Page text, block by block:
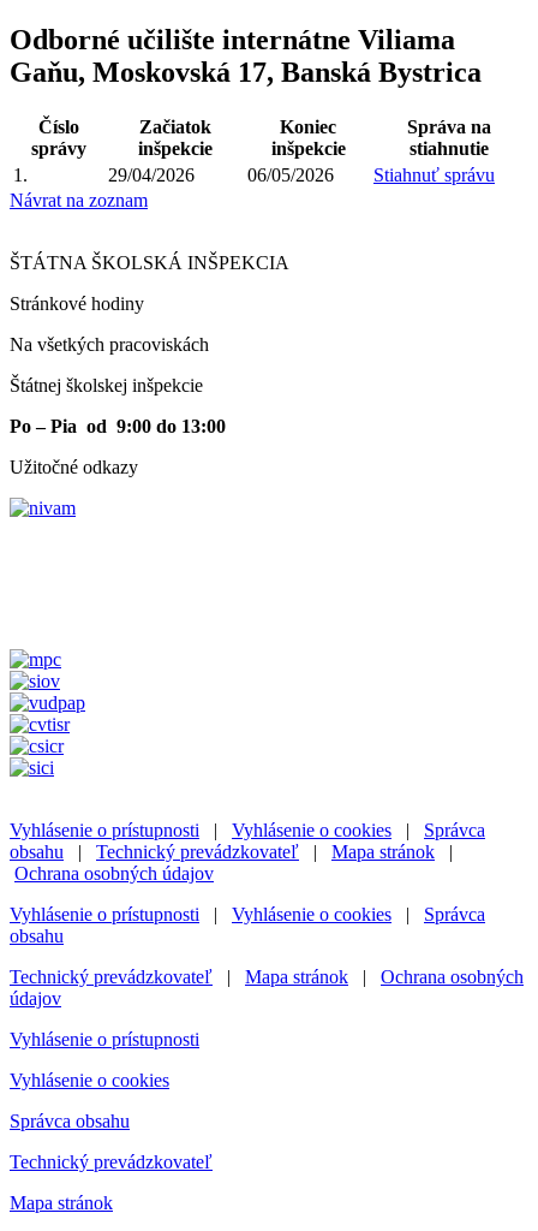
Odborné učilište internátne Viliama
Gaňu, Moskovská 17, Banská Bystrica
Číslo
správy
Začiatok
inšpekcie
Koniec
inšpekcie
Správa na
stiahnutie
1.
29/04/2026 06/05/2026
Stiahnuť správu
Návrat na zoznam
ŠTÁTNA ŠKOLSKÁ INŠPEKCIA
Stránkové hodiny​
Na všetkých pracoviskách
Štátnej školskej inšpekcie
Po – Pia od 9:00 do 13:00
Užitočné odkazy
Vyhlásenie o prístupnosti | Vyhlásenie o cookies | Správca
obsahu | Technický prevádzkovateľ | Mapa stránok |
Ochrana osobných údajov
Vyhlásenie o prístupnosti | Vyhlásenie o cookies | Správca
obsahu
Technický prevádzkovateľ | Mapa stránok | Ochrana osobných
údajov
Vyhlásenie o prístupnosti
Vyhlásenie o cookies
Správca obsahu
Technický prevádzkovateľ
Mapa stránok